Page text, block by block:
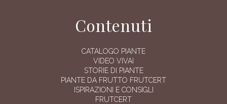
Contenuti
CATALOGO PIANTE
VIDEO VIVAI
STORIE DI PIANTE
PIANTE DA FRUTTO FRUTCERT
ISPIRAZIONI E CONSIGLI
FRUTCERT